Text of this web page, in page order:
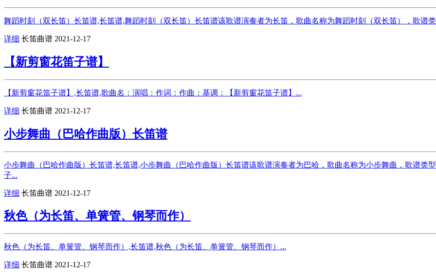
舞蹈时刻（双长笛）长笛谱,长笛谱,舞蹈时刻（双长笛）长笛谱该歌谱演奏者为长笛，歌曲名称为舞蹈时刻（双长笛），歌谱
详细 长笛曲谱 2021-12-17
【新剪窗花笛子谱】
【新剪窗花笛子谱】,长笛谱,歌曲名：演唱：作词：作曲：基调：【新剪窗花笛子谱】...
详细 长笛曲谱 2021-12-17
小步舞曲（巴哈作曲版）长笛谱
小步舞曲（巴哈作曲版）长笛谱,长笛谱,小步舞曲（巴哈作曲版）长笛谱该歌谱演奏者为巴哈，歌曲名称为小步舞曲，歌谱类
子...
详细 长笛曲谱 2021-12-17
秋色（为长笛、单簧管、钢琴而作）
秋色（为长笛、单簧管、钢琴而作）,长笛谱,秋色（为长笛、单簧管、钢琴而作）...
详细 长笛曲谱 2021-12-17